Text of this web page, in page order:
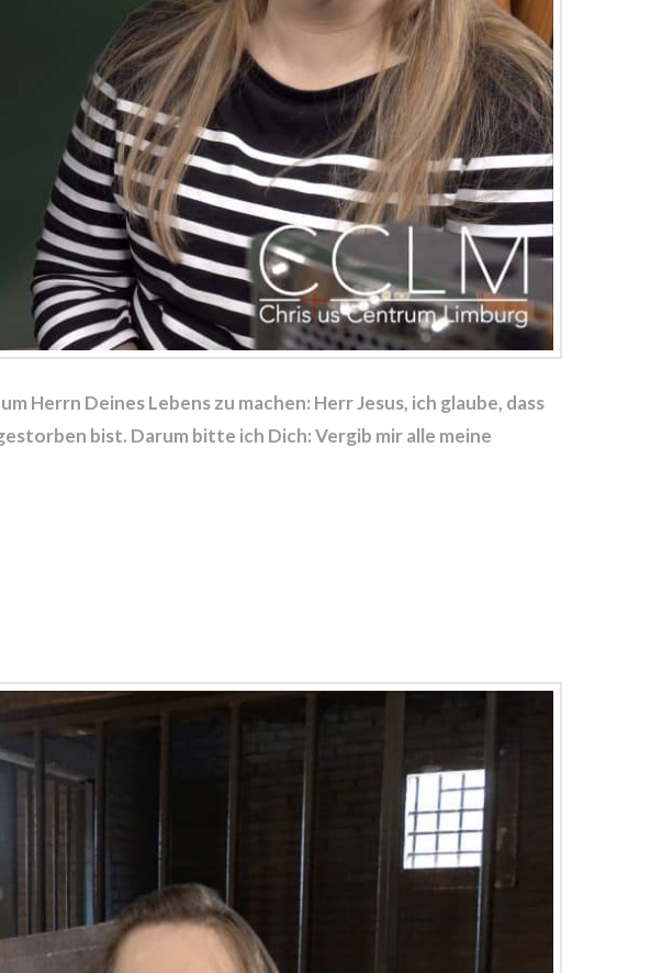
Herrn Deines Lebens zu machen: Herr Jesus, ich glaube, dass
bist. Darum bitte ich Dich: Vergib mir alle meine